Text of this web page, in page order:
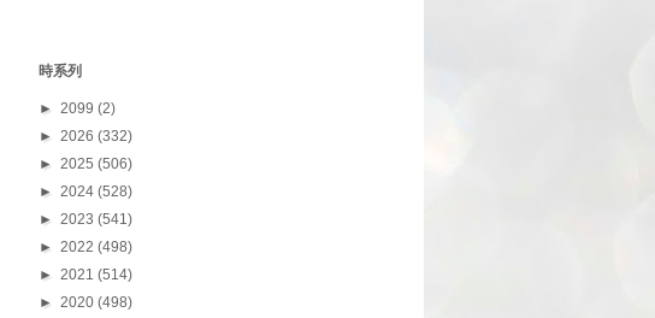
時系列
► 2099 (2)
► 2026 (332)
► 2025 (506)
► 2024 (528)
► 2023 (541)
► 2022 (498)
► 2021 (514)
► 2020 (498)